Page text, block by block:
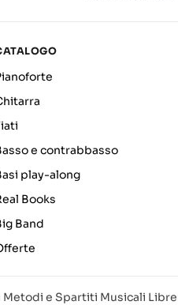
e contrabbasso
play-along
Books
Band
e Spartiti Musicali